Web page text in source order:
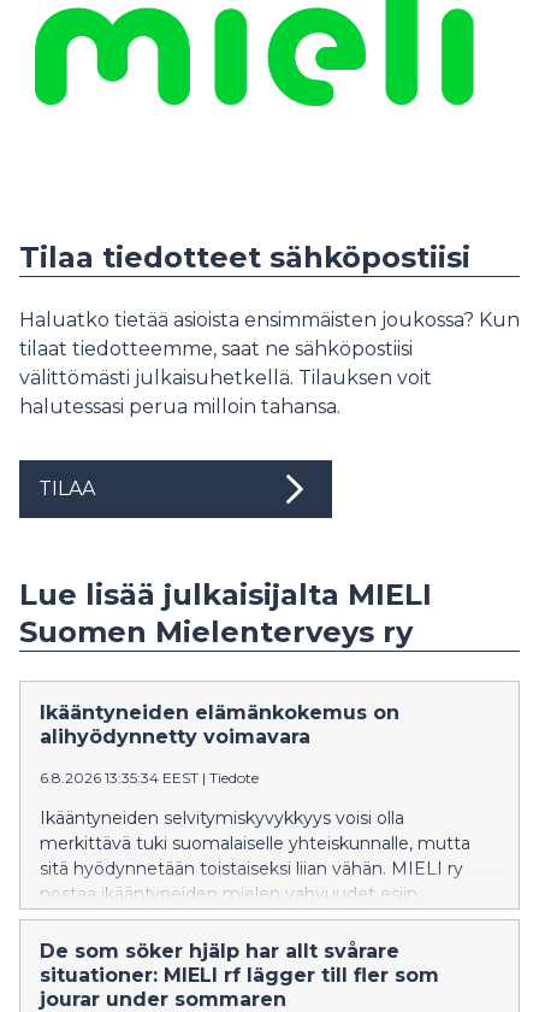
Tilaa tiedotteet sähköpostiisi
Haluatko tietää asioista ensimmäisten joukossa? Kun
tilaat tiedotteemme, saat ne sähköpostiisi
välittömästi julkaisuhetkellä. Tilauksen voit
halutessasi perua milloin tahansa.
TILAA
Lue lisää julkaisijalta MIELI
Suomen Mielenterveys ry
Ikääntyneiden elämänkokemus on
alihyödynnetty voimavara
6.8.2026 13:35:34 EEST | Tiedote
Ikääntyneiden selvitymiskyvykkyys voisi olla
merkittävä tuki suomalaiselle yhteiskunnalle, mutta
sitä hyödynnetään toistaiseksi liian vähän. MIELI ry
nostaa ikääntyneiden mielen vahvuudet esiin
valtakunnallisella kiertueella, joka alkaa elokuussa
Rovaniemeltä.
De som söker hjälp har allt svårare
situationer: MIELI rf lägger till fler som
jourar under sommaren